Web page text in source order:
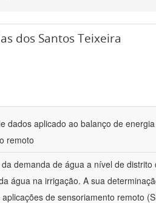
dos Santos Teixeira
dados aplicado ao balanço de
remoto
demanda de água a nível de
água na irrigação. A sua
de sensoriamento remoto